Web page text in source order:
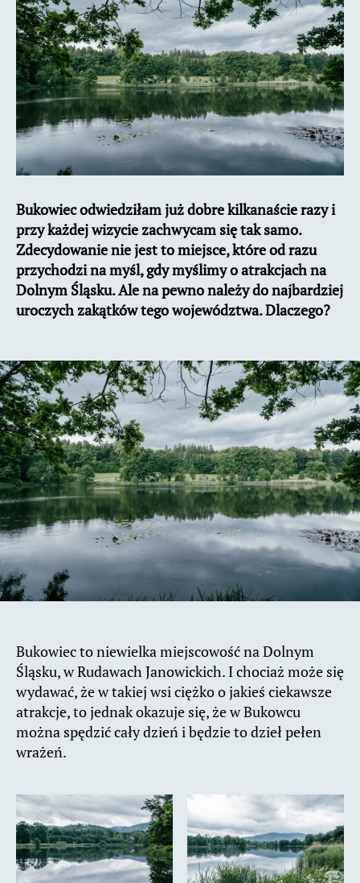
Bukowiec odwiedziłam już dobre kilkanaście razy i
przy każdej wizycie zachwycam się tak samo.
Zdecydowanie nie jest to miejsce, które od razu
przychodzi na myśl, gdy myślimy o atrakcjach na
Dolnym Śląsku. Ale na pewno należy do najbardziej
uroczych zakątków tego województwa. Dlaczego?
Bukowiec to niewielka miejscowość na Dolnym
Śląsku, w Rudawach Janowickich. I chociaż może się
wydawać, że w takiej wsi ciężko o jakieś ciekawsze
atrakcje, to jednak okazuje się, że w Bukowcu
można spędzić cały dzień i będzie to dzieł pełen
wrażeń.